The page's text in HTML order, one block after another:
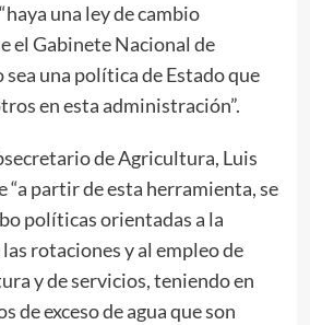
una ley de cambio
el Gabinete Nacional de
una política de Estado que
en esta administración”.
de Agricultura, Luis
“a partir de esta herramienta, se
políticas orientadas a la
rotaciones y al empleo de
y de servicios, teniendo en
de exceso de agua que son